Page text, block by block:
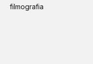
filmografia